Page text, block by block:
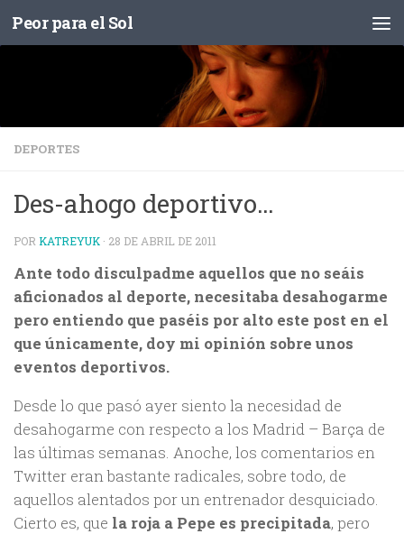
Saltar al contenido
Peor para el Sol
DEPORTES
Des-ahogo deportivo…
POR KATREYUK · 28 DE ABRIL DE 2011
Ante todo disculpadme aquellos que no seáis
aficionados al deporte, necesitaba desahogarme
pero entiendo que paséis por alto este post en el
que únicamente, doy mi opinión sobre unos
eventos deportivos.
Desde lo que pasó ayer siento la necesidad de
desahogarme con respecto a los Madrid – Barça de
las últimas semanas. Anoche, los comentarios en
Twitter eran bastante radicales, sobre todo, de
aquellos alentados por un entrenador desquiciado.
Cierto es, que la roja a Pepe es precipitada, pero